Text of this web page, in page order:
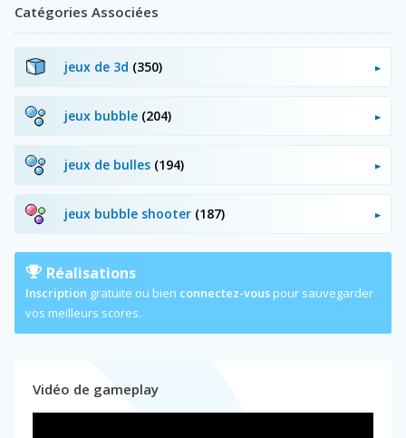
Catégories Associées
jeux de 3d (350)
jeux bubble (204)
jeux de bulles (194)
jeux bubble shooter (187)
Réalisations
Inscription gratuite ou bien connectez-vous pour sauvegarder
vos meilleurs scores.
Vidéo de gameplay